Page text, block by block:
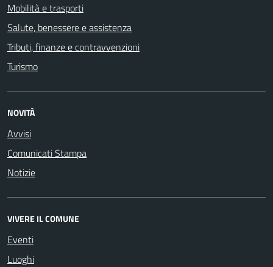
Mobilità e trasporti
Salute, benessere e assistenza
Tributi, finanze e contravvenzioni
Turismo
NOVITÀ
Avvisi
Comunicati Stampa
Notizie
VIVERE IL COMUNE
Eventi
Luoghi